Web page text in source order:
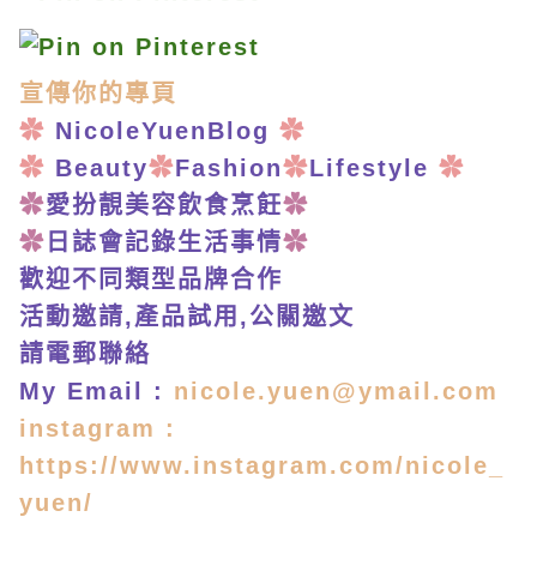
宣傳你的專頁
✿ NicoleYuenBlog ✿
✿ Beauty✿Fashion✿Lifestyle ✿
✿愛扮靚美容飲食烹飪✿
✿ 日誌會記錄生活事情✿
歡迎不同類型品牌合作
活動邀請,產品試用,公關邀文
請電郵聯絡
My Email : nicole.yuen@ymail.com
i nstagram :
https://www.instagram.com/nicole_
yuen/